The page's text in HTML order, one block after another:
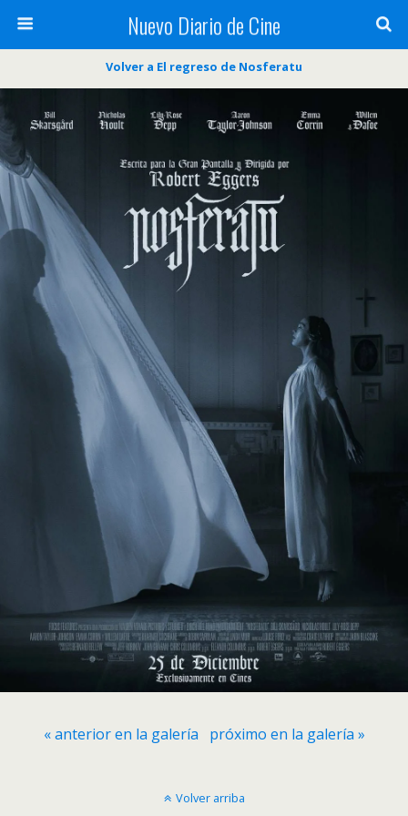
Nuevo Diario de Cine
Volver a El regreso de Nosferatu
« anterior en la galería próximo en la galería »
Volver arriba